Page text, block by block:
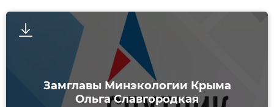
Замглавы Минэкологии Крыма
Ольга Славгородкая